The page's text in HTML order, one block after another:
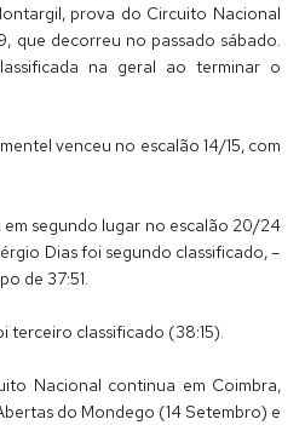
prova do Circuito Nacional
que decorreu no passado sábado.
na geral ao terminar o
venceu no escalão 14/15, com
segundo lugar no escalão 20/24
Dias foi segundo classificado, –
de 37:51.
terceiro classificado (38:15).
Nacional continua em Coimbra,
do Mondego (14 Setembro) e